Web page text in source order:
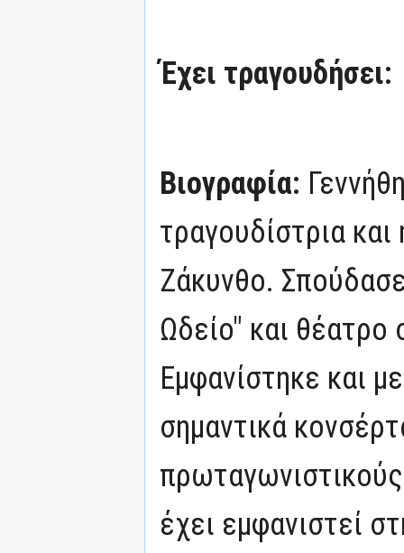
Έχει τραγουδήσει:
Βιογραφία:
τραγουδίστρια
Ζάκυνθο.
Ωδείο" και
Εμφανίστηκε και
σημαντικά
έχει εμφανιστεί